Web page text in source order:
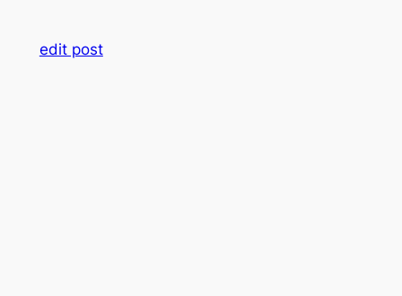
edit post